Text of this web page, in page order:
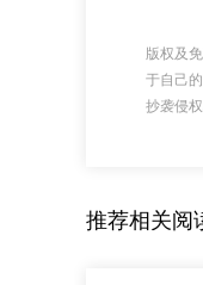
版权及
于自己
抄袭侵
推荐相关阅